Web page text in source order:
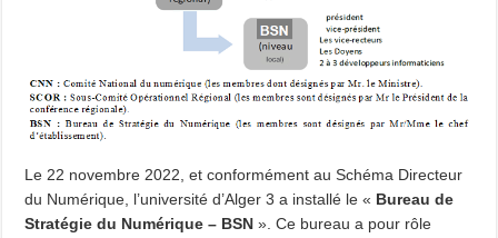
Le 22 novembre 2022, et conformément au Schéma Directeur
du Numérique, l’université d’Alger 3 a installé le « Bureau de
Stratégie du Numérique – BSN ». Ce bureau a pour rôle